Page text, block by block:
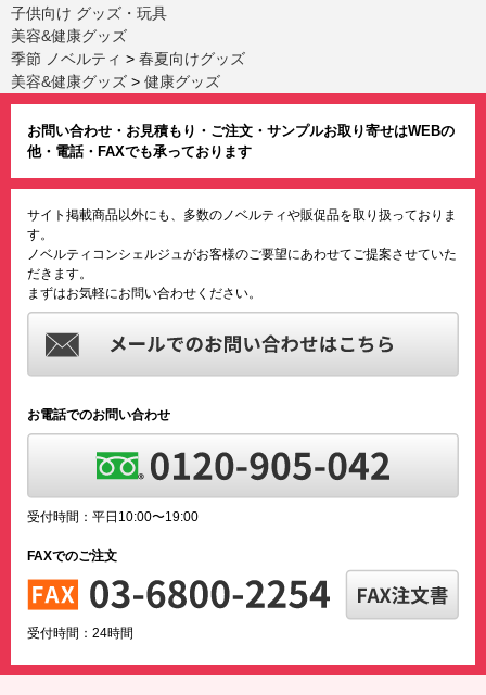
子供向け グッズ・玩具
美容&健康グッズ
季節 ノベルティ > 春夏向けグッズ
美容&健康グッズ > 健康グッズ
お問い合わせ・お見積もり・ご注文・サンプルお取り寄せはWEBの
他・電話・FAXでも承っております
サイト掲載商品以外にも、多数のノベルティや販促品を取り扱っておりま
す。
ノベルティコンシェルジュがお客様のご要望にあわせてご提案させていた
だきます。
まずはお気軽にお問い合わせください。
お電話でのお問い合わせ
受付時間：平日10:00〜19:00
FAXでのご注文
受付時間：24時間